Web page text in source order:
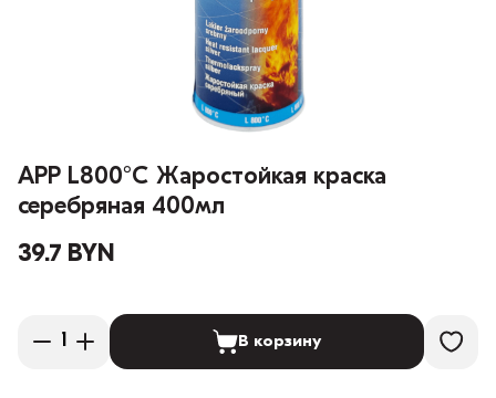
APP L800°C Жаростойкая краска
серебряная 400мл
39.7 BYN
В корзину